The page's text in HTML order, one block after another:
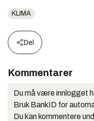
KLIMA
Del
Kommentarer
Du må være innlogget
Bruk BankID for
Du kan kommentere